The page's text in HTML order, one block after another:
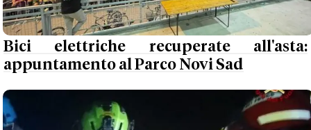
Bici elettriche recuperate all'asta:
appuntamento al Parco Novi Sad